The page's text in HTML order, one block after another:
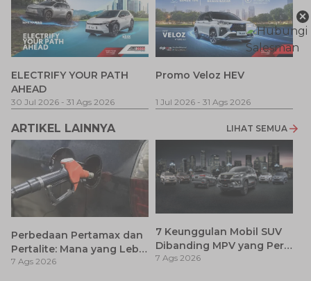
ELECTRIFY YOUR PATH
AHEAD
30 Jul 2026 - 31 Ags 2026
Promo Veloz HEV
1 Jul 2026 - 31 Ags 2026
ARTIKEL LAINNYA LIHAT SEMUA
Perbedaan Pertamax dan
Pertalite: Mana yang Lebih
Baik untuk Mobil Toyota
7 Ags 2026
7 Keunggulan Mobil SUV
Dibanding MPV yang Perlu
Anda Ketahui
7 Ags 2026
×